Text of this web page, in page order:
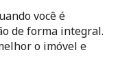
você é
de forma integral.
o imóvel e